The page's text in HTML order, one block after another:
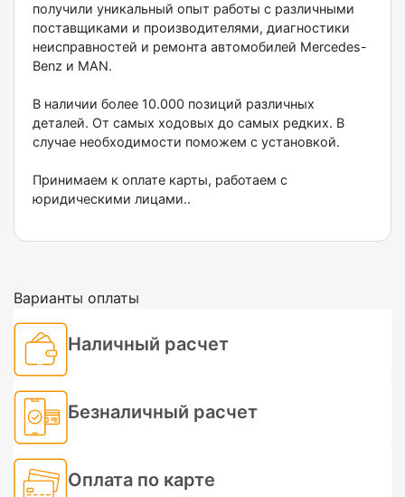
получили уникальный опыт работы с различными
поставщиками и производителями, диагностики
неисправностей и ремонта автомобилей Меrсеdеs-
Веnz и МАN.
В наличии более 10.000 позиций различных
деталей. От самых ходовых до самых редких. В
случае необходимости поможем с установкой.
Принимаем к оплате карты, работаем с
юридическими лицами..
Варианты оплаты
Наличный расчет
Безналичный расчет
Оплата по карте